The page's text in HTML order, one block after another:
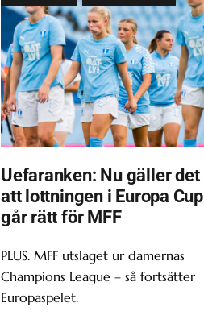
Uefaranken: Nu gäller det
att lottningen i Europa Cup
går rätt för MFF
PLUS. MFF utslaget ur damernas
Champions League – så fortsätter
Europaspelet.